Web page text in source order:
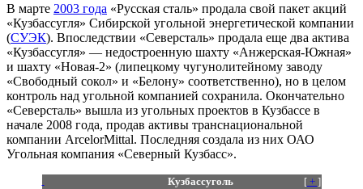
В марте 2003 года «Русская сталь» продала свой пакет акций
«Кузбассугля» Сибирской угольной энергетической компании
(СУЭК). Впоследствии «Северсталь» продала еще два актива
«Кузбассугля» — недостроенную шахту «Анжерская-Южная»
и шахту «Новая-2» (липецкому чугунолитейному заводу
«Свободный сокол» и «Белону» соответственно), но в целом
контроль над угольной компанией сохранила. Окончательно
«Северсталь» вышла из угольных проектов в Кузбассе в
начале 2008 года, продав активы транснациональной
компании ArcelorMittal. Последняя создала из них ОАО
Угольная компания «Северный Кузбасс».
[+ ]
Кузбассуголь